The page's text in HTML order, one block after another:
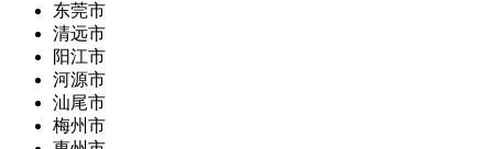
东莞市
清远市
阳江市
河源市
汕尾市
梅州市